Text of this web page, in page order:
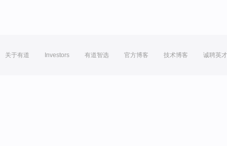
关于有道 Investors 有道智选 官方博客 技术博客 诚聘英才